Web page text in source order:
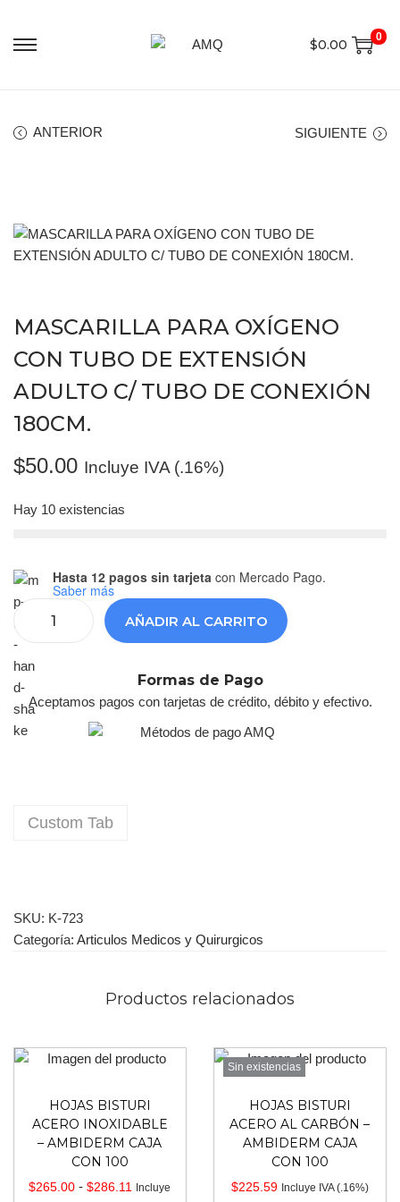
$0.00
0
ANTERIOR SIGUIENTE
MASCARILLA PARA OXÍGENO
CON TUBO DE EXTENSIÓN
ADULTO C/ TUBO DE CONEXIÓN
180CM.
$50.00 Incluye IVA (.16%)
Hay 10 existencias
Hasta 12 pagos sin tarjetacon Mercado Pago.
Saber más
AÑADIR AL CARRITO
Formas de Pago
Aceptamos pagos con tarjetas de crédito, débito y efectivo.
Custom Tab
SKU: K-723
Categoría: Articulos Medicos y Quirurgicos
Productos relacionados
HOJAS BISTURI
ACERO INOXIDABLE
– AMBIDERM CAJA
CON 100
$265.00 - $286.11 Incluye
Sin existencias
HOJAS BISTURI
ACERO AL CARBÓN –
AMBIDERM CAJA
CON 100
$225.59 Incluye IVA (.16%)